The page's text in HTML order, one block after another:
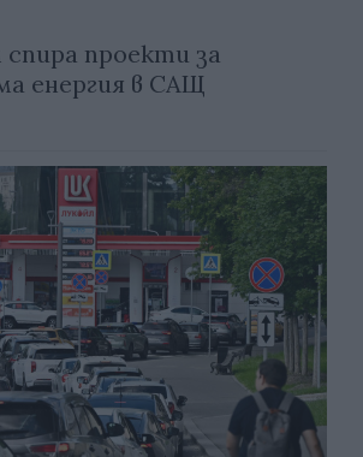
проекти за
енергия в САЩ